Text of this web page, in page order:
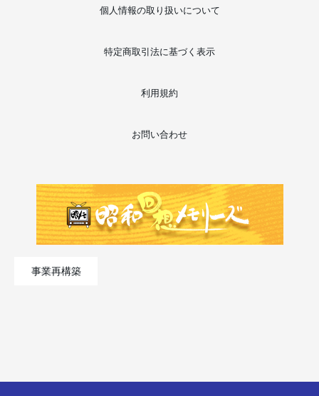
個人情報の取り扱いについて
特定商取引法に基づく表示
利用規約
お問い合わせ
事業再構築